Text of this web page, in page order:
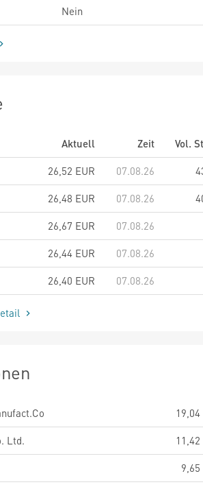
Nein
Aktuell Zeit
Vol.
26,52 EUR 07.08.26
26,48 EUR 07.08.26
26,67 EUR 07.08.26
26,44 EUR 07.08.26
26,40 EUR 07.08.26
19,04
Ltd.
11,42
9,65